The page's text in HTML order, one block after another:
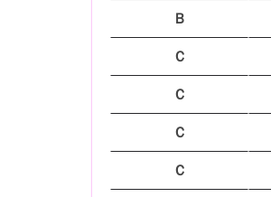
Ｂ
Ｃ
Ｃ
Ｃ
Ｃ